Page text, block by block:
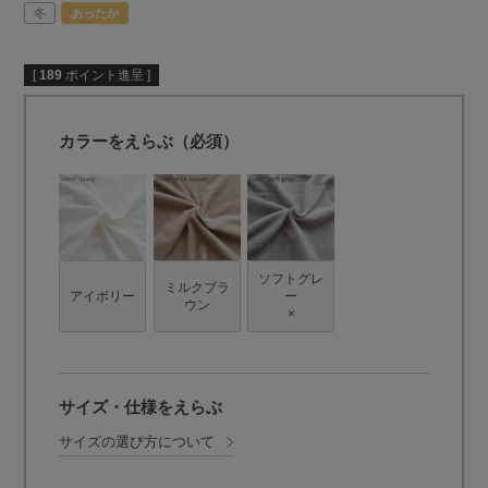
冬 あったか
[ 189 ポイント進呈 ]
カラーをえらぶ（必須）
アイボリー
ミルクブラ
ウン
ソフトグレ
ー
×
サイズ・仕様をえらぶ
サイズの選び方について